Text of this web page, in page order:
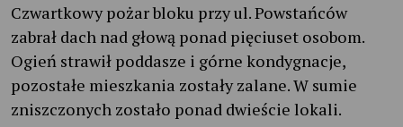
Czwartkowy pożar bloku przy ul. Powstańców
zabrał dach nad głową ponad pięciuset osobom.
Ogień strawił poddasze i górne kondygnacje,
pozostałe mieszkania zostały zalane. W sumie
zniszczonych zostało ponad dwieście lokali.